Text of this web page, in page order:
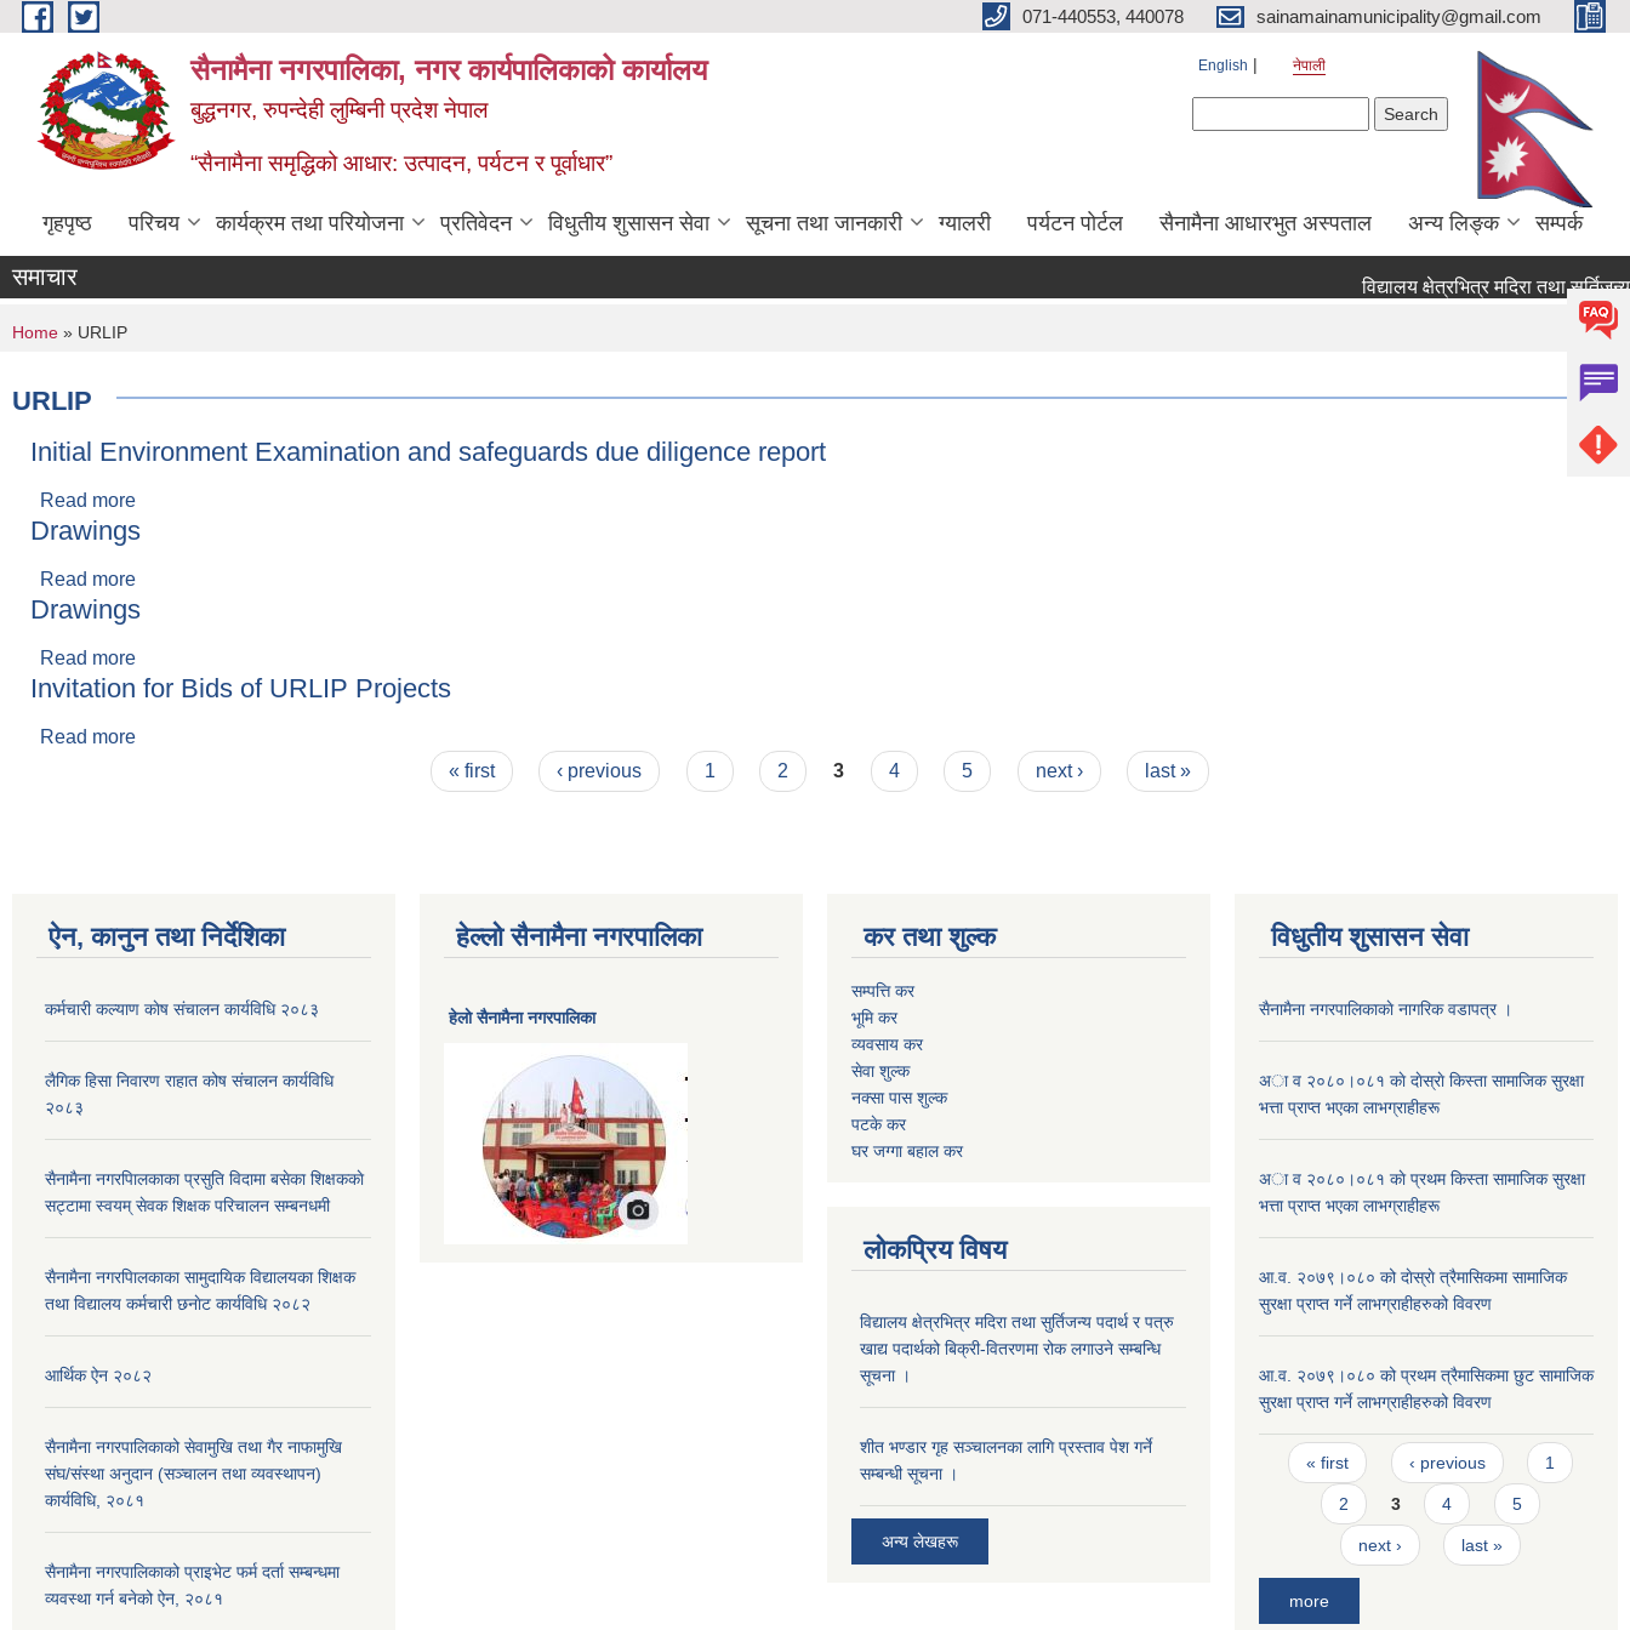
Skip to main content 071-440553, 440078 sainamainamunicipality@gmail.com
सैनामैना नगरपालिका, नगर कार्यपालिकाको कार्यालय
बुद्धनगर, रुपन्देही लुम्बिनी प्रदेश नेपाल
“सैनामैना समृद्धिको आधार: उत्पादन, पर्यटन र पूर्वाधार”
English नेपाली
गृहपृष्ठ परिचय कार्यक्रम तथा परियोजना प्रतिवेदन विधुतीय शुसासन सेवा सूचना तथा जानकारी ग्यालरी पर्यटन पाेर्टल सैनामैना आधारभुत अस्पताल अन्य लिङ्क सम्पर्क
समाचार विद्यालय क्षेत्रभित्र मदिरा तथा
You are here
Home » URLIP
URLIP
Initial Environment Examination and safeguards due diligence report
Read more
Drawings
Read more
Drawings
Read more
Invitation for Bids of URLIP Projects
Read more
« first ‹ previous 1 2 3 4 5 next › last »
ऐन, कानुन तथा निर्देशिका
कर्मचारी कल्याण काेष संचालन कार्यविधि २०८३
लैगिक हिसा निवारण राहात कोष संचालन कार्यविधि
२०८३
सैनामैना नगरपािलकाका प्रसुति विदामा बसेका शिक्षककाे
सट्टामा स्वयम् सेवक शिक्षक परिचालन सम्बनधमी
सैनामैना नगरपािलकाका सामुदायिक विद्यालयका शिक्षक
तथा विद्यालय कर्मचारी छनाेट कार्यविधि २०८२
आर्थिक ऐन २०८२
सैनामैना नगरपालिकाको सेवामुखि तथा गैर नाफामुखि
संघ/संस्था अनुदान (सञ्चालन तथा व्यवस्थापन)
कार्यविधि, २०८१
सैनामैना नगरपालिकाको प्राइभेट फर्म दर्ता सम्बन्धमा
व्यवस्था गर्न बनेको ऐन, २०८१
हेल्लो सैनामैना नगरपालिका
हेलाे सैनामैना नगरपालिका
कर तथा शुल्क
सम्पत्ति कर
भूमि कर
व्यवसाय कर
सेवा शुल्क
नक्सा पास शुल्क
पटके कर
घर जग्गा बहाल कर
लोकप्रिय विषय
विद्यालय क्षेत्रभित्र मदिरा तथा सुर्तिजन्य पदार्थ र पत्रु
खाद्य पदार्थको बिक्री-वितरणमा रोक लगाउने सम्बन्धि
सूचना ।
शीत भण्डार गृह सञ्चालनका लागि प्रस्ताव पेश गर्ने
सम्बन्धी सूचना ।
अन्य लेखहरू
विधुतीय शुसासन सेवा
सैनामैना नगरपालिकाकाे नागरिक वडापत्र ।
अा व २०८०।०८१ काे दाेस्राे किस्ता सामाजिक सुरक्षा
भत्ता प्राप्त भएका लाभग्राहीहरू
अा व २०८०।०८१ काे प्रथम किस्ता सामाजिक सुरक्षा
भत्ता प्राप्त भएका लाभग्राहीहरू
आ.व. २०७९।०८० को दाेस्राे त्रैमासिकमा सामाजिक
सुरक्षा प्राप्त गर्ने लाभग्राहीहरुको विवरण
आ.व. २०७९।०८० को प्रथम त्रैमासिकमा छुट सामाजिक
सुरक्षा प्राप्त गर्ने लाभग्राहीहरुको विवरण
Pages
« first ‹ previous 1
2 3 4 5
next › last »
more